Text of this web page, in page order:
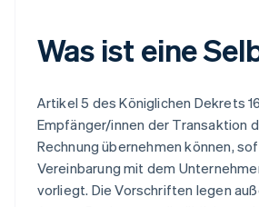
Was ist eine
Artikel 5 des Königlichen Dekrets
Empfänger/innen der Transaktion
Rechnung übernehmen können,
Vereinbarung mit dem
vorliegt. Die Vorschriften legen